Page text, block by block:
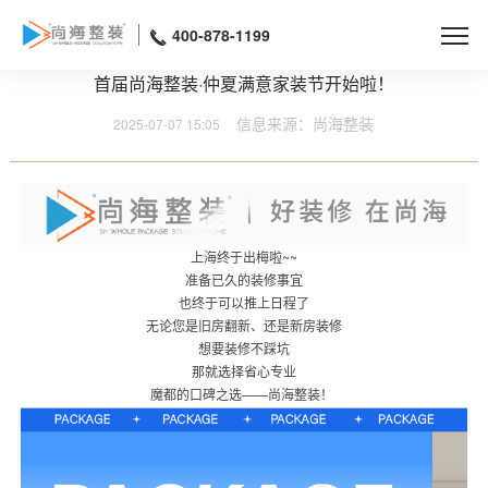
400-878-1199
首届尚海整装·仲夏满意家装节开始啦！
2025-07-07 15:05 信息来源：尚海整装
上海终于出梅啦~~
准备已久的装修事宜
也终于可以推上日程了
无论您是旧房翻新、还是新房装修
想要装修不踩坑
那就选择省心专业
魔都的口碑之选——尚海整装！